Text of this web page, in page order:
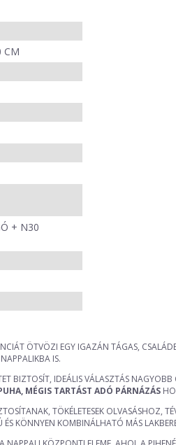
CM
+ N30
ÖTVÖZI EGY IGAZÁN TÁGAS,
IS.
BIZTOSÍT, IDEÁLIS VÁLASZTÁS
MÉGIS TARTÁST ADÓ PÁRNÁZÁS
TÖKÉLETESEK OLVASÁSHOZ,
KÖNNYEN KOMBINÁLHATÓ MÁS